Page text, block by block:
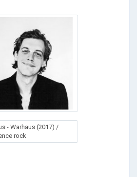
- Wаrhаus (2017) /
rock